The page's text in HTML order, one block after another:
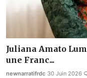
Juliana Amato
une Franc...
newnarratifrdc 30 Juin 2026